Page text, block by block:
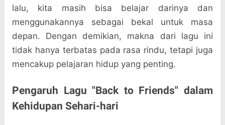
lalu, kita masih bisa belajar darinya dan
menggunakannya sebagai bekal untuk masa
depan. Dengan demikian, makna dari lagu ini
tidak hanya terbatas pada rasa rindu, tetapi juga
mencakup pelajaran hidup yang penting.
Pengaruh Lagu "Back to Friends" dalam
Kehidupan Sehari-hari